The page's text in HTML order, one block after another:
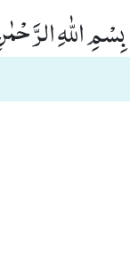
بِسْمِ اللّٰهِ